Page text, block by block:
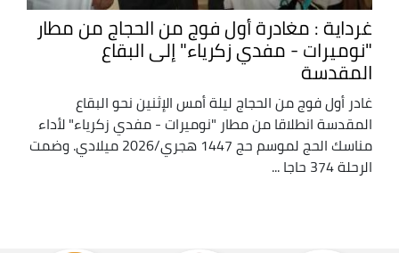
غرداية : مغادرة أول فوج من الحجاج من مطار
"نوميرات - مفدي زكرياء" إلى البقاع
المقدسة
غادر أول فوج من الحجاج ليلة أمس الإثنين نحو البقاع
المقدسة انطلاقا من مطار "نوميرات - مفدي زكرياء" لأداء
مناسك الحج لموسم حج 1447 هجري/2026 ميلادي. وضمت
الرحلة 374 حاجا ...